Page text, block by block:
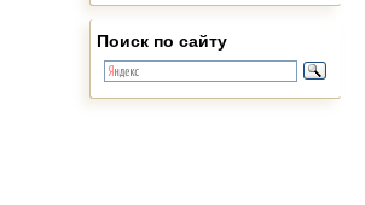
Поиск по сайту